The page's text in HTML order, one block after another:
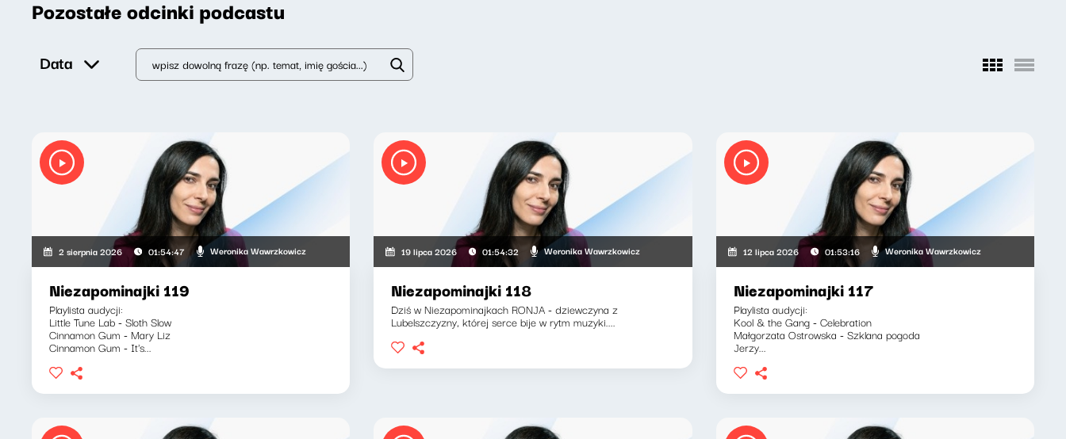
Pozostałe odcinki podcastu
Data
2 sierpnia 2026 01:54:47 Weronika Wawrzkowicz
Niezapominajki 119
Playlista audycji:
Little Tune Lab - Sloth Slow
Cinnamon Gum - Mary Liz
Cinnamon Gum - It's...
19 lipca 2026 01:54:32 Weronika Wawrzkowicz
Niezapominajki 118
Dziś w Niezapominajkach RONJA - dziewczyna z
Lubelszczyzny, której serce bije w rytm muzyki....
12 lipca 2026 01:53:16 Weronika Wawrzkowicz
Niezapominajki 117
Playlista audycji:
Kool & the Gang - Celebration
Małgorzata Ostrowska - Szklana pogoda
Jerzy...